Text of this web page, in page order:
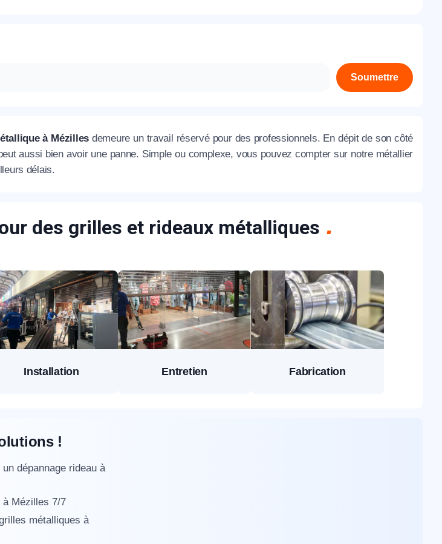
Soumettre
à Mézillesdemeure un travail réservé pour des professionnels. En dépit de son côté
aussi bien avoir une panne. Simple ou complexe, vous pouvez compter sur notre métallier
délais.
des grilles et rideaux métalliques
Installation Entretien Fabrication
!
dépannage rideau à
à Mézilles 7/7
métalliques à